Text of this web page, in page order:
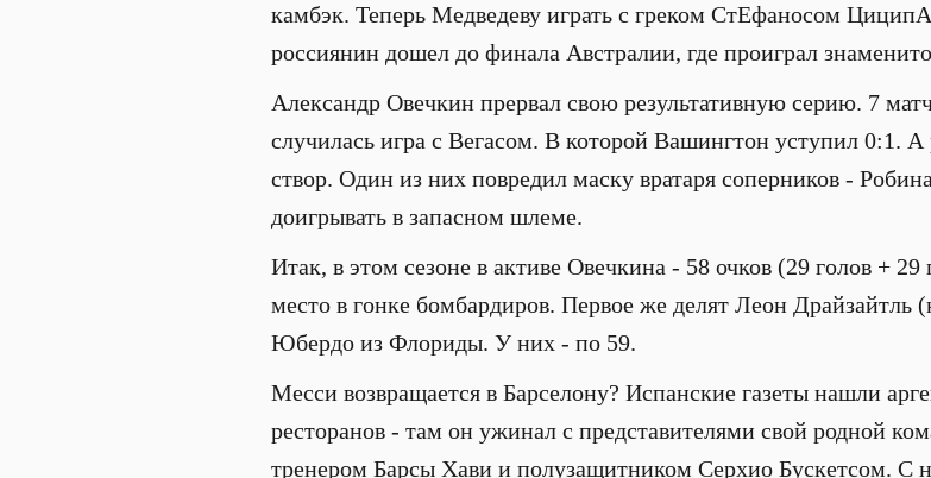
камбэк. Теперь Медведеву играть с греком СтЕфаносом
россиянин дошел до финала Австралии, где проиграл
Александр Овечкин прервал свою результативную серию. 7
случилась игра с Вегасом. В которой Вашингтон уступил 0:1. А
створ. Один из них повредил маску вратаря соперников -
доигрывать в запасном шлеме.
Итак, в этом сезоне в активе Овечкина - 58 очков (29 голов +
место в гонке бомбардиров. Первое же делят Леон
Юбердо из Флориды. У них - по 59.
Месси возвращается в Барселону? Испанские газеты нашли
ресторанов - там он ужинал с представителями свой родной
тренером Барсы Хави и полузащитником Серхио Бускетсом. С